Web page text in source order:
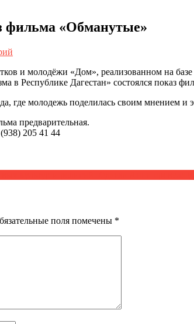
фильма «Обманутые»
и молодёжи «Дом», реализованном на
в Республике Дагестан» состоялся
где молодежь поделилась своим мнением
предварительная.
205 41 44
поля помечены *